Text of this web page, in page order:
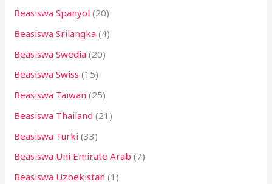
Beasiswa Spanyol (20)
Beasiswa Srilangka (4)
Beasiswa Swedia (20)
Beasiswa Swiss (15)
Beasiswa Taiwan (25)
Beasiswa Thailand (21)
Beasiswa Turki (33)
Beasiswa Uni Emirate Arab (7)
Beasiswa Uzbekistan (1)